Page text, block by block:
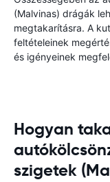
(Malvinas) drágák
megtakarításra. A
feltételeinek
és igényeinek
Hogyan
szigetek